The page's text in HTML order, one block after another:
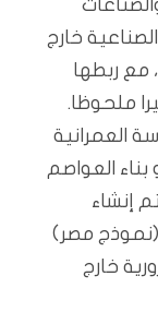
خارج
مع ربطها
ملحوظا.
العمرانية
بناء العواصم
إنشاء
(نموذج مصر)
خارج